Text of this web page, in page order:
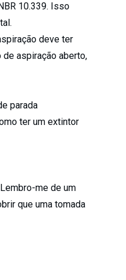
10.339. Isso
deve ter
aspiração aberto,
parada
ter um extintor
me de um
que uma tomada